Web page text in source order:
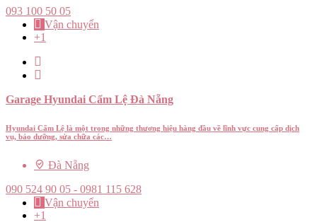
093 100 50 05
Vận chuyển
+1
Garage Hyundai Cẩm Lệ Đà Nẵng
Hyundai Cẩm Lệ là một trong những thương hiệu hàng đầu về lĩnh vực cung cấp dịch
vụ, bảo dưỡng, sửa chữa các…
Đà Nẵng
090 524 90 05 - 0981 115 628
Vận chuyển
+1